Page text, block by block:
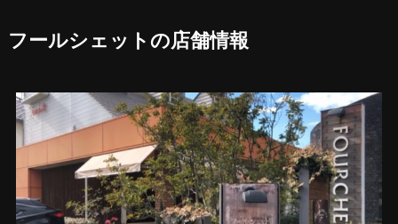
フールシェットの店舗情報